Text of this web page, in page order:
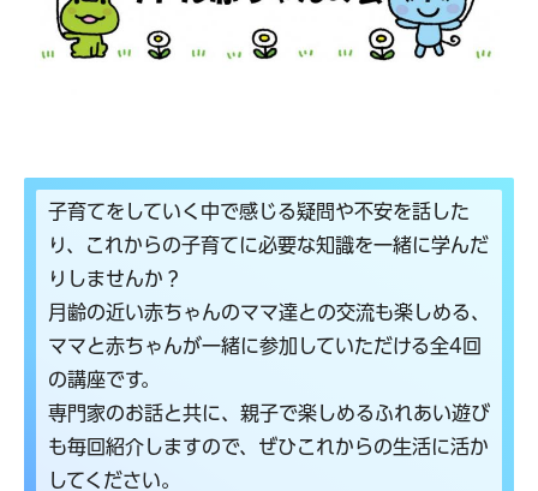
子育てをしていく中で感じる疑問や不安を話した
り、これからの子育てに必要な知識を一緒に学んだ
りしませんか？
月齢の近い赤ちゃんのママ達との交流も楽しめる、
ママと赤ちゃんが一緒に参加していただける全4回
の講座です。
専門家のお話と共に、親子で楽しめるふれあい遊び
も毎回紹介しますので、ぜひこれからの生活に活か
してください。